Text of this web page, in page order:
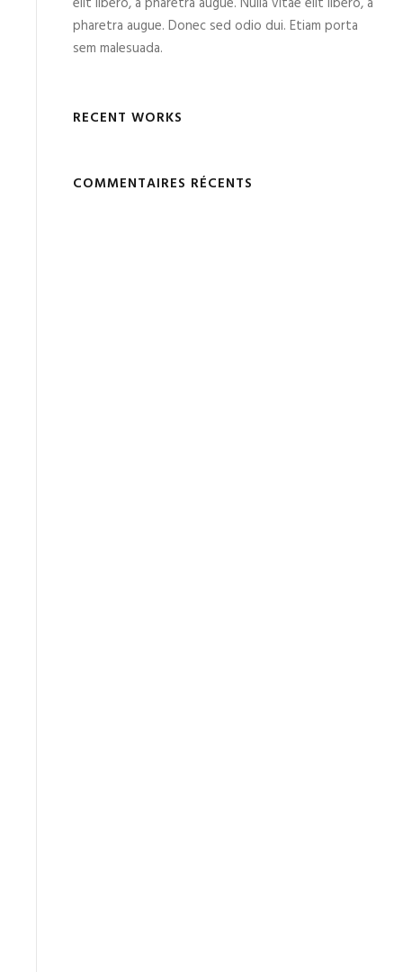
pharetra augue. Donec sed odio dui. Etiam porta
sem malesuada.
RECENT WORKS
COMMENTAIRES RÉCENTS